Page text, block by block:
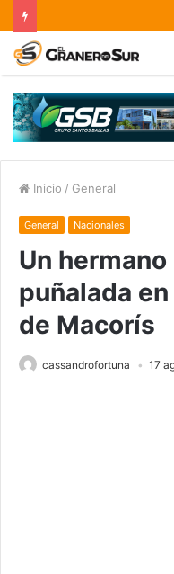
Inicio / General
General Nacionales
Un
puñalada
de Macorís
cassandrofortuna 17